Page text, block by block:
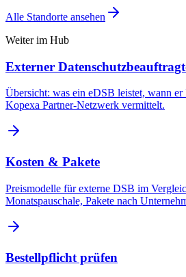
Alle Standorte ansehen
Weiter im Hub
Externer
Übersicht: was ein eDSB leistet, wann
Kopexa Partner-Netzwerk vermittelt.
Kosten & Pakete
Preismodelle für externe DSB im
Monatspauschale, Pakete nach
Bestellpflicht prüfen